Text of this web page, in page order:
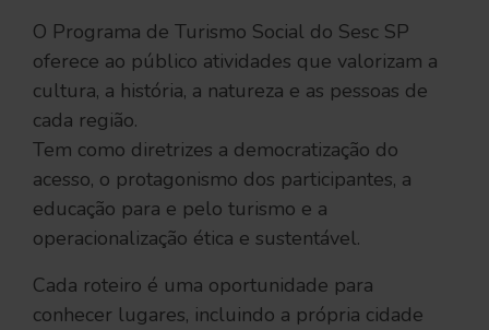
O Programa de Turismo Social do Sesc SP
oferece ao público atividades que valorizam a
cultura, a história, a natureza e as pessoas de
cada região.
Tem como diretrizes a democratização do
acesso, o protagonismo dos participantes, a
educação para e pelo turismo e a
operacionalização ética e sustentável.
Cada roteiro é uma oportunidade para
conhecer lugares, incluindo a própria cidade